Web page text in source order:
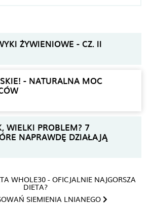
ŻYWIENIOWE - CZ. II
- NATURALNA MOC
WIELKI PROBLEM? 7
NAPRAWDĘ DZIAŁAJĄ
WHOLE30 - OFICJALNIE NAJGORSZA
DIETA?
SIEMIENIA LNIANEGO